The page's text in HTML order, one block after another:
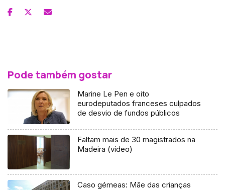
Pode também gostar
Marine Le Pen e oito
eurodeputados franceses culpados
de desvio de fundos públicos
Faltam mais de 30 magistrados na
Madeira (vídeo)
Caso gémeas: Mãe das crianças